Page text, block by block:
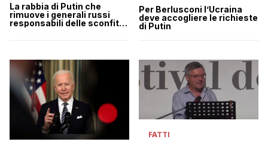
La rabbia di Putin che
rimuove i generali russi
responsabili delle sconfitte
Per Berlusconi l’Ucraina
deve accogliere le richieste
di Putin
FATTI